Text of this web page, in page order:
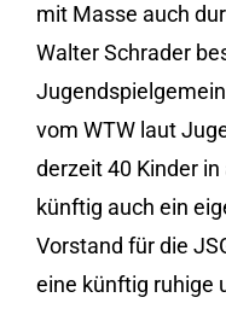
mit Masse auch
Walter Schrader
vom WTW laut
derzeit 40 Kinder
künftig auch ein
Vorstand für die
eine künftig ruhige